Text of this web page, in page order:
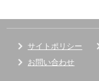
サイトポリシー
お問い合わせ